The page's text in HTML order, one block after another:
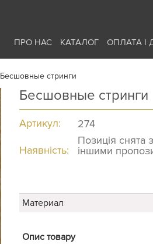
ПРО НАС КАТАЛОГ ОПЛАТА І
Бесшовные стринги
Бесшовные стринги
Артикул: 274
Наявність:
Позиція снята
іншими
Материал
Опис товару